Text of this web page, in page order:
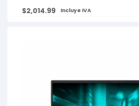
$2,014.99 Incluye IVA